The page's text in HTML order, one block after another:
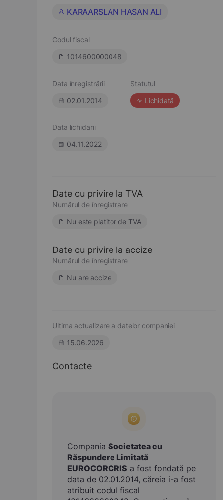
KARAARSLAN HASAN ALI
Codul fiscal
1014600000048
Data înregistrării
02.01.2014
Statutul
Lichidată
Data lichidarii
04.11.2022
Date cu privire la TVA
Numărul de înregistrare
Nu este platitor de TVA
Date cu privire la accize
Numărul de înregistrare
Nu are accize
Ultima actualizare a datelor companiei
15.06.2026
Contacte
Compania Societatea cu
Răspundere Limitată
EUROCORCRIS a fost fondată pe
data de 02.01.2014, căreia i-a fost
atribuit codul fiscal